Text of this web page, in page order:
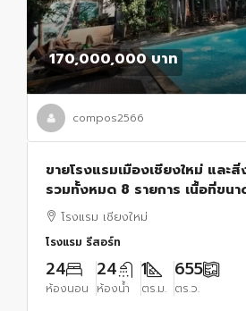
170,000,000 บาท
compos2566
ขายโรงแรมเมืองเชียงใหม่ และ
รวมทั้งหมด 8 รายการ เนื้อที่ขน
โรงแรม เชียงใหม่
โรงแรม รีสอร์ท
24
ห้องนอน
24
ห้องน้ำ
1
ตร.ม.
655
ตร.ว.